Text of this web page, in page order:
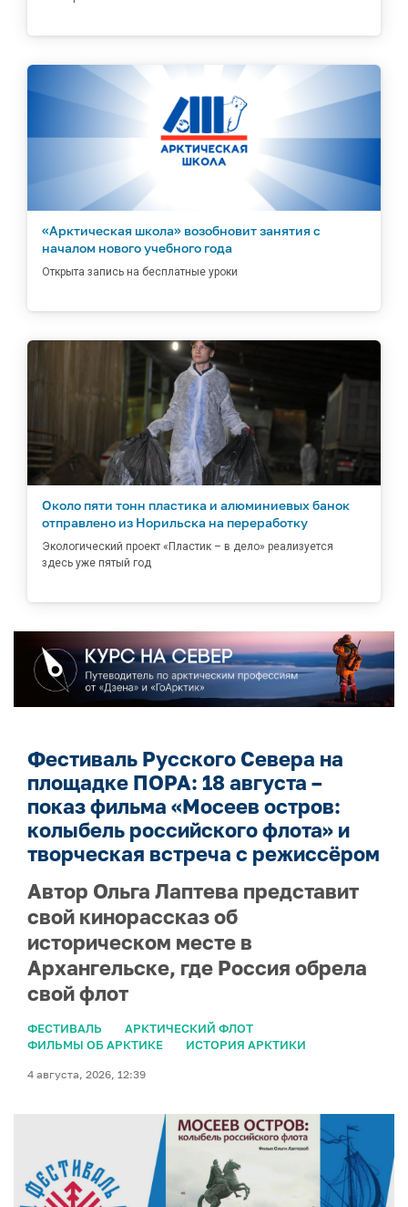
«Арктическая школа» возобновит занятия с
началом нового учебного года
Открыта запись на бесплатные уроки
Около пяти тонн пластика и алюминиевых банок
отправлено из Норильска на переработку
Экологический проект «Пластик – в дело» реализуется
здесь уже пятый год
Фестиваль Русского Севера на
площадке ПОРА: 18 августа –
показ фильма «Мосеев остров:
колыбель российского флота» и
творческая встреча с режиссёром
Автор Ольга Лаптева представит
свой кинорассказ об
историческом месте в
Архангельске, где Россия обрела
свой флот
ФЕСТИВАЛЬ
АРКТИЧЕСКИЙ ФЛОТ
ФИЛЬМЫ ОБ АРКТИКЕ
ИСТОРИЯ АРКТИКИ
4 августа, 2026, 12:39